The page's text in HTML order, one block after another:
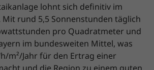
lohnt sich definitiv im
Mit rund 5,5 Sonnenstunden täglich
pro Quadratmeter und
im bundesweiten Mittel, was
m²/Jahr für den Ertrag einer